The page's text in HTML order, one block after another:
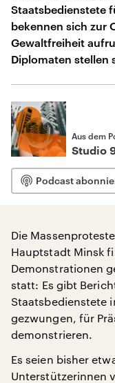
Staatsbedienstete
bekennen sich zur
Gewaltfreiheit
Diplomaten stellen
Aus dem
Studio
Podcast
Die
Hauptstadt Minsk
Demonstrationen
statt: Es gibt
Staatsbedienstete
gezwungen, für
demonstrieren.
Es seien bisher
Unterstützerinnen